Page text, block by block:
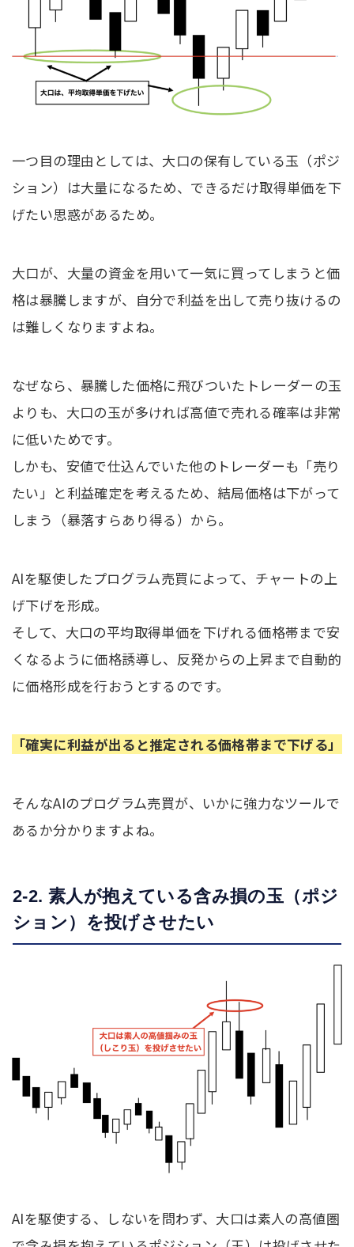
一つ目の理由としては、大口の保有している玉（ポジ
ション）は大量になるため、できるだけ取得単価を下
げたい思惑があるため。
大口が、大量の資金を用いて一気に買ってしまうと価
格は暴騰しますが、自分で利益を出して売り抜けるの
は難しくなりますよね。
なぜなら、暴騰した価格に飛びついたトレーダーの玉
よりも、大口の玉が多ければ高値で売れる確率は非常
に低いためです。
しかも、安値で仕込んでいた他のトレーダーも「売り
たい」と利益確定を考えるため、結局価格は下がって
しまう（暴落すらあり得る）から。
AIを駆使したプログラム売買によって、チャートの上
げ下げを形成。
そして、大口の平均取得単価を下げれる価格帯まで安
くなるように価格誘導し、反発からの上昇まで自動的
に価格形成を行おうとするのです。
「確実に利益が出ると推定される価格帯まで下げる」
そんなAIのプログラム売買が、いかに強力なツールで
あるか分かりますよね。
2-2. 素人が抱えている含み損の玉（ポジ
ション）を投げさせたい
AIを駆使する、しないを問わず、大口は素人の高値圏